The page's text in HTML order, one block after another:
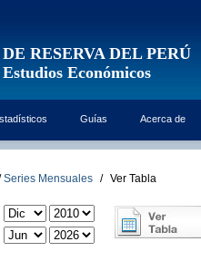
RESERVA DEL PERÚ
Económicos
Guías Acerca de
Series Mensuales / Ver Tabla